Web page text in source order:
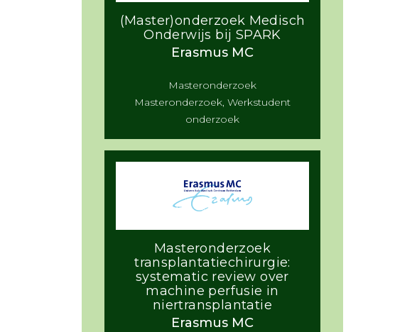
(Master)onderzoek Medisch
Onderwijs bij SPARK
Erasmus MC
Masteronderzoek
Masteronderzoek, Werkstudent
onderzoek
Masteronderzoek
transplantatiechirurgie:
systematic review over
machine perfusie in
niertransplantatie
Erasmus MC